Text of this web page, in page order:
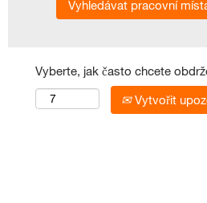
Vyberte, jak často chcete
Vytvořit